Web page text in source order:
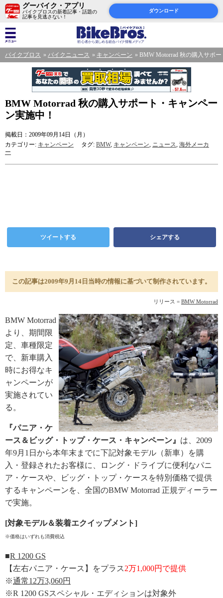
グーバイク・アプリ
バイクブロスの新着記事・話題の
記事を見逃さない！
ダウンロード
バイクブロス バイクニュース キャンペーン BMW Motorrad 秋の購入サポ
BMW Motorrad 秋の購入サポート・キャンペー
ン実施中！
掲載日：2009年09月14日（月）
カテゴリー: キャンペーン タグ: BMW, キャンペーン, ニュース, 海外メーカ
ー
ツイートする シェアする
この記事は2009年9月14日当時の情報に基づいて制作されています。
リリース = BMW Motorrad
BMW Motorrad
より、期間限
定、車種限定
で、新車購入
時にお得なキ
ャンペーンが
実施されてい
る。
『パニア・ケ
ース＆ビッグ・トップ・ケース・キャンペーン』 は、2009
年9月1日から本年末までに下記対象モデル（新車）を購
入・登録されたお客様に、ロング・ドライブに便利なパニ
ア・ケースや、ビッグ・トップ・ケースを特別価格で提供
するキャンペーンを、全国のBMW Motorrad 正規ディーラー
で実施。
[対象モデル＆装着エクイップメント]
※価格はいずれも消費税込
■R 1200 GS
【左右パニア・ケース】をプラス2万1,000円で提供
※通常12万3,060円
※R 1200 GSスペシャル・エディションは対象外